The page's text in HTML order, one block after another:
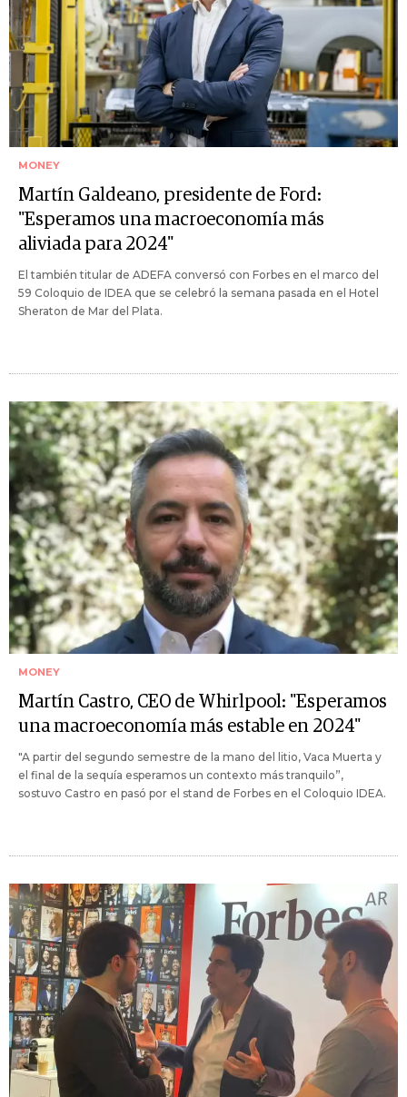
MONEY
Martín Galdeano, presidente de Ford:
"Esperamos una macroeconomía más
aliviada para 2024"
El también titular de ADEFA conversó con Forbes en el marco del
59 Coloquio de IDEA que se celebró la semana pasada en el Hotel
Sheraton de Mar del Plata.
MONEY
Martín Castro, CEO de Whirlpool: "Esperamos
una macroeconomía más estable en 2024"
"A partir del segundo semestre de la mano del litio, Vaca Muerta y
el final de la sequía esperamos un contexto más tranquilo”,
sostuvo Castro en pasó por el stand de Forbes en el Coloquio IDEA.